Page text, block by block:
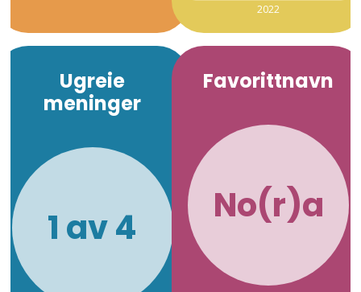
2022
Ugreie
meninger
1 av 4
Favorittnavn
No(r)a